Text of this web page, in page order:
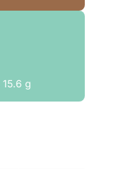
15.6 g